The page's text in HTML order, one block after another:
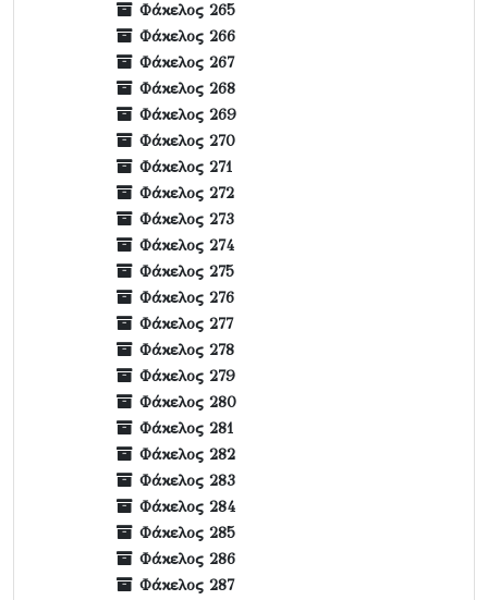
Φάκελος 265
Φάκελος 266
Φάκελος 267
Φάκελος 268
Φάκελος 269
Φάκελος 270
Φάκελος 271
Φάκελος 272
Φάκελος 273
Φάκελος 274
Φάκελος 275
Φάκελος 276
Φάκελος 277
Φάκελος 278
Φάκελος 279
Φάκελος 280
Φάκελος 281
Φάκελος 282
Φάκελος 283
Φάκελος 284
Φάκελος 285
Φάκελος 286
Φάκελος 287